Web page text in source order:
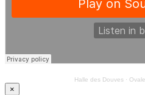
Halle des Douves·
×